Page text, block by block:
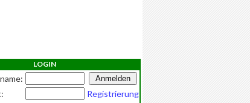
LOGIN
Registrierung